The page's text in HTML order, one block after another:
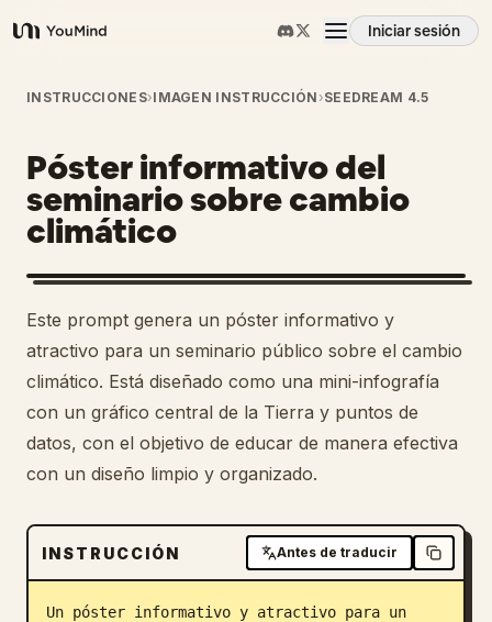
YouMind
Iniciar sesión
Resumen
Casos de uso
Habilidades
Prompts
Precios
Descargar
Blog
INSTRUCCIONES›IMAGEN INSTRUCCIÓN ›SEEDREAM 4.5
Póster informativo del
seminario sobre cambio
climático
Este prompt genera un póster informativo y
atractivo para un seminario público sobre el cambio
climático. Está diseñado como una mini-infografía
con un gráfico central de la Tierra y puntos de
datos, con el objetivo de educar de manera efectiva
con un diseño limpio y organizado.
INSTRUCCIÓN Antes de traducir
Un póster informativo y atractivo para un